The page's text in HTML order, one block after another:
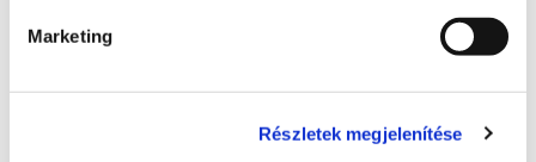
Marketing
Részletek megjelenítése